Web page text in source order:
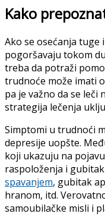
Kako
Ako se osećanja tuge
pogoršavaju tokom
treba da potraži
trudnoće može imati
pa je važno da se leči
strategija lečenja
Simptomi u trudnoći
depresije uopšte.
koji ukazuju na
raspoloženja i
spavanjem, gubitak
hranom, itd.
samoubilačke misli i